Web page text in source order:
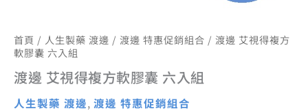
首頁 / 人生製藥 渡邊 / 渡邊 特惠促銷組合 / 渡邊 艾視得複方
軟膠囊 六入組
渡邊 艾視得複方軟膠囊 六入組
人生製藥 渡邊, 渡邊 特惠促銷組合